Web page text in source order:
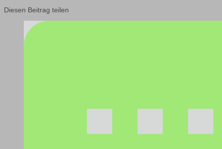
Diesen Beitrag teilen